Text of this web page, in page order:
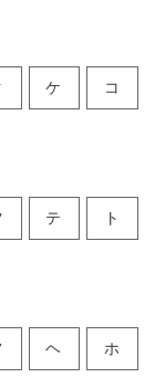
ケ コ
テ ト
ヘ ホ